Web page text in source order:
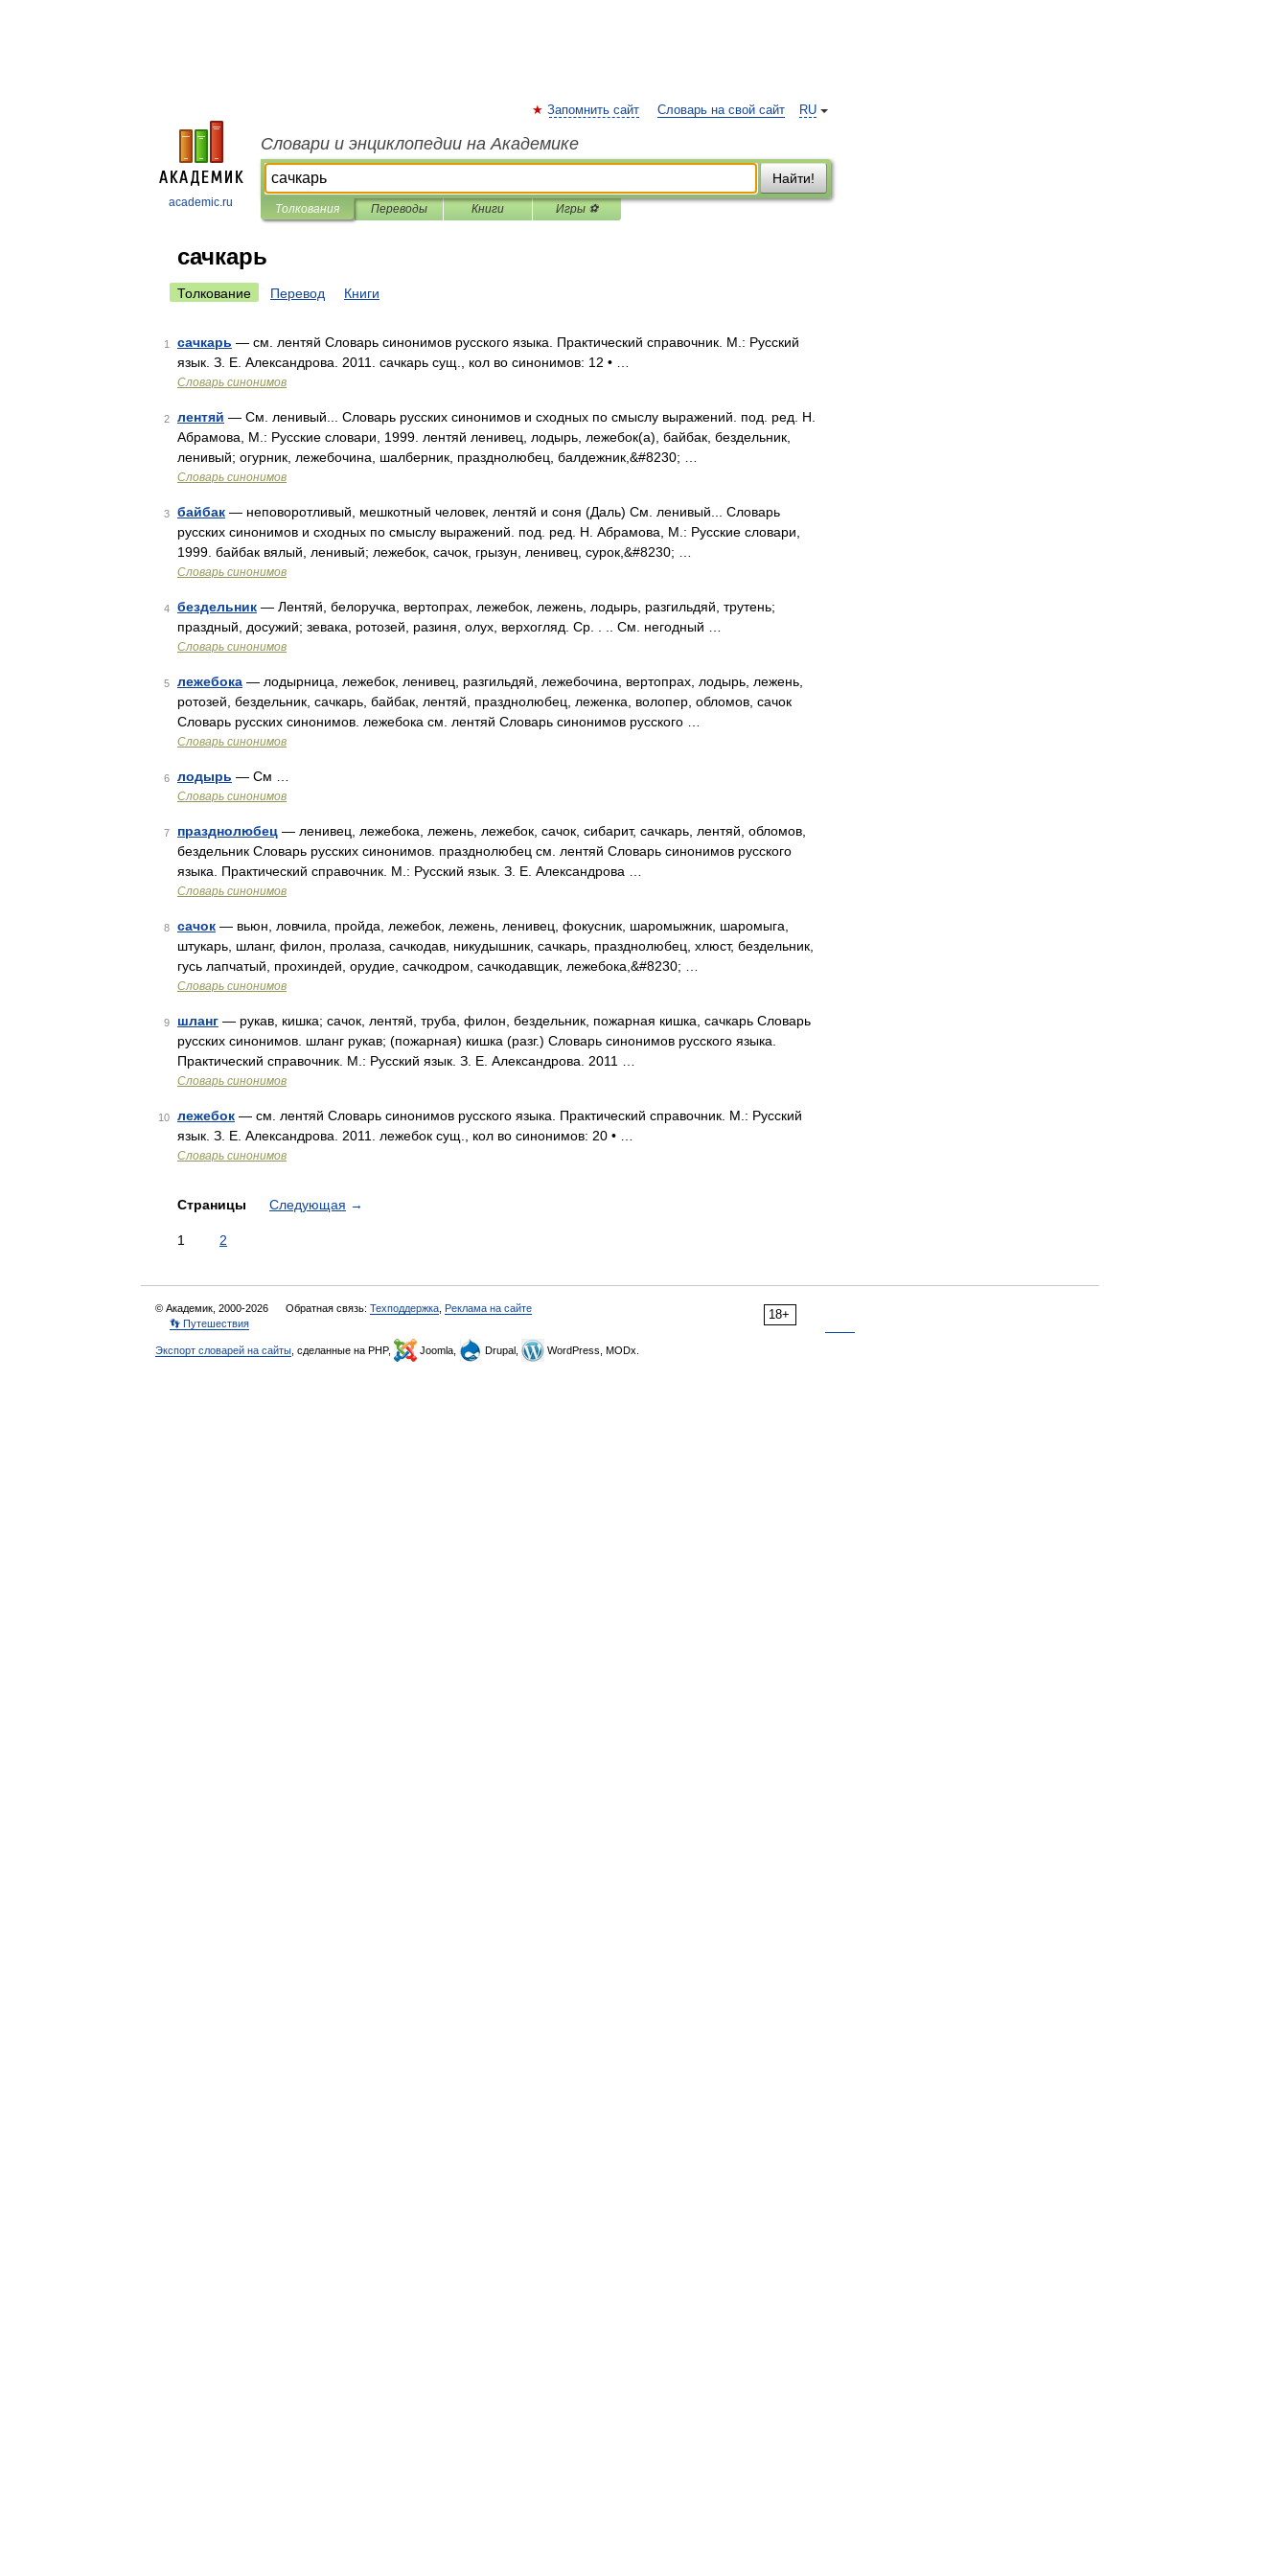
academic.ru
RU
Запомнить сайт Словарь на свой сайт
Словари и энциклопедии на Академике
Найти!
Толкования Переводы Книги Игры ⚽
сачкарь
Толкование Перевод Книги
1 сачкарь — см. лентяй Словарь синонимов русского языка. Практический справочник. М.: Русский
язык. З. Е. Александрова. 2011. сачкарь сущ., кол во синонимов: 12 • …
Словарь синонимов
2 лентяй — См. ленивый... Словарь русских синонимов и сходных по смыслу выражений. под. ред. Н.
Абрамова, М.: Русские словари, 1999. лентяй ленивец, лодырь, лежебок(а), байбак, бездельник,
ленивый; огурник, лежебочина, шалберник, празднолюбец, балдежник,&#8230; …
Словарь синонимов
3 байбак — неповоротливый, мешкотный человек, лентяй и соня (Даль) См. ленивый... Словарь
русских синонимов и сходных по смыслу выражений. под. ред. Н. Абрамова, М.: Русские словари,
1999. байбак вялый, ленивый; лежебок, сачок, грызун, ленивец, сурок,&#8230; …
Словарь синонимов
4 бездельник — Лентяй, белоручка, вертопрах, лежебок, лежень, лодырь, разгильдяй, трутень;
праздный, досужий; зевака, ротозей, разиня, олух, верхогляд. Ср. . .. См. негодный …
Словарь синонимов
5 лежебока — лодырница, лежебок, ленивец, разгильдяй, лежебочина, вертопрах, лодырь, лежень,
ротозей, бездельник, сачкарь, байбак, лентяй, празднолюбец, леженка, волопер, обломов, сачок
Словарь русских синонимов. лежебока см. лентяй Словарь синонимов русского …
Словарь синонимов
6 лодырь — См …
Словарь синонимов
7 празднолюбец — ленивец, лежебока, лежень, лежебок, сачок, сибарит, сачкарь, лентяй, обломов,
бездельник Словарь русских синонимов. празднолюбец см. лентяй Словарь синонимов русского
языка. Практический справочник. М.: Русский язык. З. Е. Александрова …
Словарь синонимов
8 сачок — вьюн, ловчила, пройда, лежебок, лежень, ленивец, фокусник, шаромыжник, шаромыга,
штукарь, шланг, филон, пролаза, сачкодав, никудышник, сачкарь, празднолюбец, хлюст, бездельник,
гусь лапчатый, прохиндей, орудие, сачкодром, сачкодавщик, лежебока,&#8230; …
Словарь синонимов
9 шланг — рукав, кишка; сачок, лентяй, труба, филон, бездельник, пожарная кишка, сачкарь Словарь
русских синонимов. шланг рукав; (пожарная) кишка (разг.) Словарь синонимов русского языка.
Практический справочник. М.: Русский язык. З. Е. Александрова. 2011 …
Словарь синонимов
10 лежебок — см. лентяй Словарь синонимов русского языка. Практический справочник. М.: Русский
язык. З. Е. Александрова. 2011. лежебок сущ., кол во синонимов: 20 • …
Словарь синонимов
Страницы Следующая →
1 2
18+
© Академик, 2000-2026 Обратная связь: Техподдержка Реклама на сайте
👣 Путешествия
Экспорт словарей на сайты , сделанные на PHP, Joomla, Drupal, WordPress, MODx.